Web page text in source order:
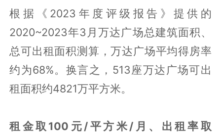
根据《2023年度评级报告》提供的
2020~2023年3月万达广场总建筑面积、
总可出租面积测算，万达广场平均得房率
约为68%。换言之，513座万达广场可出
租面积约4821万平方米。
租金取100元/平方米/月、出租率取